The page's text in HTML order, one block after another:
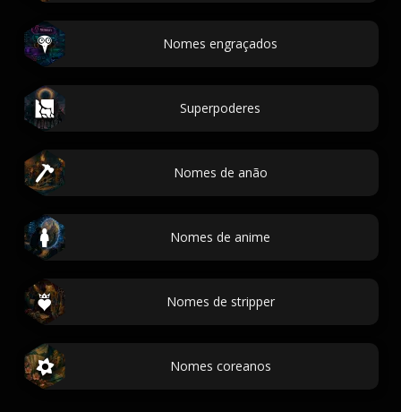
Nomes engraçados
Superpoderes
Nomes de anão
Nomes de anime
Nomes de stripper
Nomes coreanos